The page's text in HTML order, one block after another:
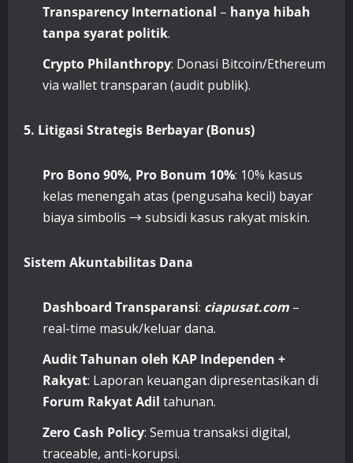
Transparency International – hanya hibah
tanpa syarat politik.
Crypto Philanthropy: Donasi Bitcoin/Ethereum
via wallet transparan (audit publik).
5. Litigasi Strategis Berbayar (Bonus)
Pro Bono 90%, Pro Bonum 10%: 10% kasus
kelas menengah atas (pengusaha kecil) bayar
biaya simbolis → subsidi kasus rakyat miskin.
Sistem Akuntabilitas Dana
Dashboard Transparansi: ciapusat.com –
real-time masuk/keluar dana.
Audit Tahunan oleh KAP Independen +
Rakyat: Laporan keuangan dipresentasikan di
Forum Rakyat Adil tahunan.
Zero Cash Policy: Semua transaksi digital,
traceable, anti-korupsi.